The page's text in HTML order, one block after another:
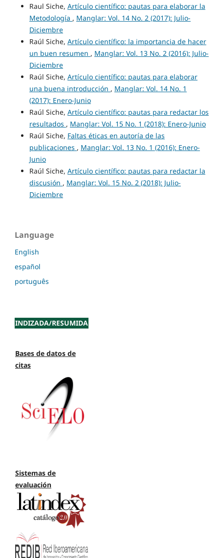
Raul Siche, Artículo científico: pautas para elaborar la
Metodología , Manglar: Vol. 14 No. 2 (2017): Julio-
Diciembre
Raúl Siche, Artículo científico: la importancia de hacer
un buen resumen , Manglar: Vol. 13 No. 2 (2016): Julio-
Diciembre
Raúl Siche, Artículo científico: pautas para elaborar
una buena introducción , Manglar: Vol. 14 No. 1
(2017): Enero-Junio
Raúl Siche, Artículo científico: pautas para redactar los
resultados , Manglar: Vol. 15 No. 1 (2018): Enero-Junio
Raúl Siche, Faltas éticas en autoría de las
publicaciones , Manglar: Vol. 13 No. 1 (2016): Enero-
Junio
Raúl Siche, Artículo científico: pautas para redactar la
discusión , Manglar: Vol. 15 No. 2 (2018): Julio-
Diciembre
Language
English
español
português
INDIZADA/RESUMIDA
Bases de datos de
citas
Sistemas de
evaluación